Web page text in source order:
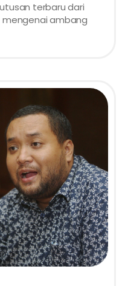
terbaru dari
mengenai ambang